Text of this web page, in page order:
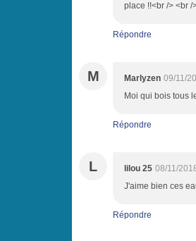
place !!<br /> <br
Répondre
M Marlyzen 09/11/
Moi qui bois tous
Répondre
L lilou 25 08/11/
J'aime bien ces
Répondre